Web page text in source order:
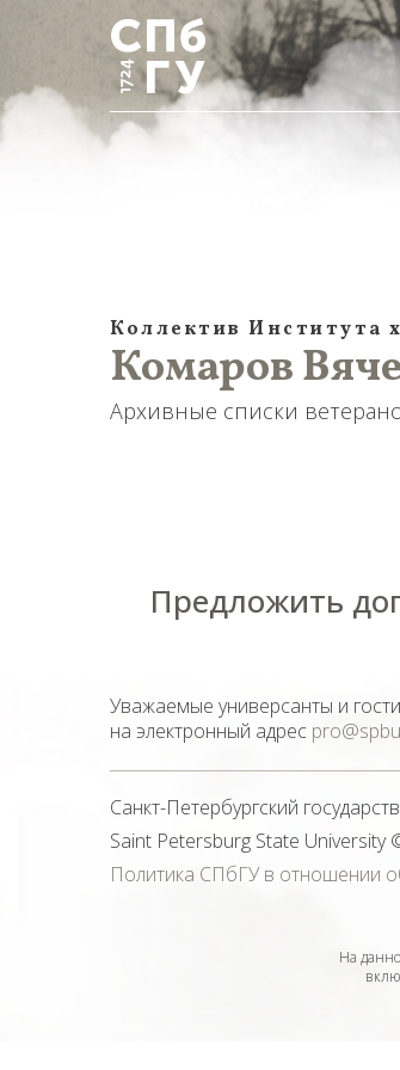
Коллектив Института
Комаров
Архивные списки
Предложить
На
Политика СПбГУ в отношении
Saint Petersburg State University
Уважаемые универсанты и
на электронный адрес
Санкт-Петербургский